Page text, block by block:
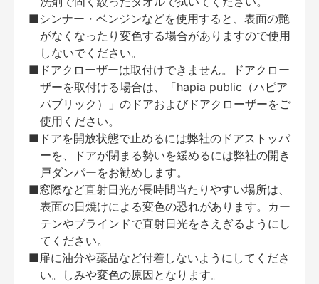
■シンナー・ベンジンなどを使用すると、表面の艶
がなくなったり変色する場合がありますので使用
しないでください。
■ドアクローザーは取付けできません。ドアクロー
ザーを取付ける場合は、「hapia public（ハピア
パブリック）」のドアおよびドアクローザーをご
使用ください。
■ドアを開放状態で止めるには弊社のドアストッパ
ーを、ドアが閉まる勢いを緩めるには弊社の開き
戸ダンパーをお勧めします。
■窓際など直射日光が長時間当たりやすい場所は、
表面の日焼けによる変色の恐れがあります。カー
テンやブラインドで直射日光をさえぎるようにし
てください。
■扉に油分や薬品など付着しないようにしてくださ
い。しみや変色の原因となります。